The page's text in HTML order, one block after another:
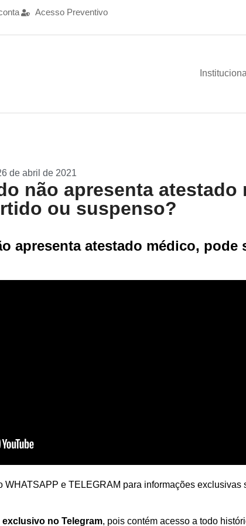
Acesso Preventivo
Institucional
de abril de 2021
não apresenta atestado
ou suspenso?
apresenta atestado médico, pode
WHATSAPP e TELEGRAM para informações exclusivas
no Telegram, pois contém acesso a todo